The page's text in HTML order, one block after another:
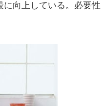
向上している。必要性